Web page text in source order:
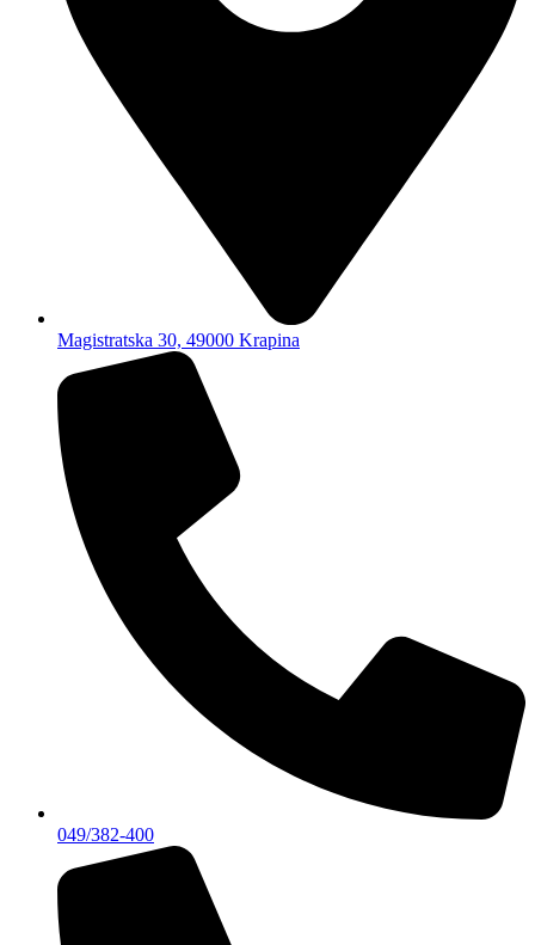
Magistratska 30, 49000 Krapina
049/382-400